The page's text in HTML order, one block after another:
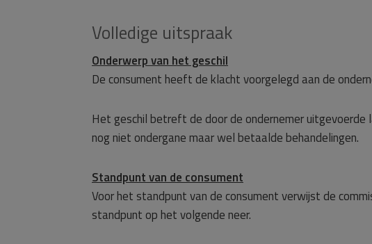
Volledige uitspraak
Onderwerp van het geschil
De consument heeft de klacht voorgelegd aan de
Het geschil betreft de door de ondernemer
nog niet ondergane maar wel betaalde behandelingen.
Standpunt van de consument
Voor het standpunt van de consument verwijst de
standpunt op het volgende neer.